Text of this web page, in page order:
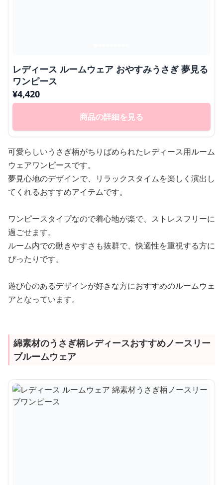
レディース ルームウェア おやすみうさぎ 夢見る
ワンピース
¥4,420
商品の詳細を見る
可愛らしいうさぎ柄がちりばめられたレディース用ルーム
ウェアワンピースです。
夢見心地のデザインで、リラックスタイムを楽しく演出し
てくれるおすすめアイテムです。
ワンピースタイプなので着心地が楽で、ストレスフリーに
過ごせます。
ルーム内での動きやすさも抜群で、快適性を重視する方に
ぴったりです。
遊び心のあるデザインが好きな方におすすめのルームウェ
アとなっています。
綿素材のうさぎ柄レディースおすすめノースリー
ブルームウェア